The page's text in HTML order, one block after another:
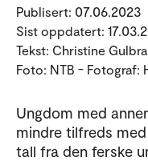
Publisert: 07.06.2023
Sist oppdatert:
Tekst: Christine
Foto: NTB - Fotograf:
Ungdom med
mindre tilfreds
tall fra den ferske